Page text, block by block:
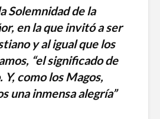
Solemnidad de la
en la que invitó a ser
y al igual que los
“el significado de
como los Magos,
una inmensa alegría”